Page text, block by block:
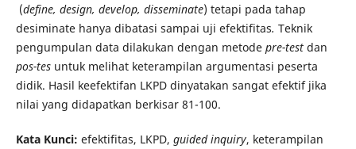
(define, design, develop, disseminate) tetapi pada tahap
desiminate hanya dibatasi sampai uji efektifitas. Teknik
pengumpulan data dilakukan dengan metode pre-testdan
pos-tesuntuk melihat keterampilan argumentasi peserta
didik. Hasil keefektifan LKPD dinyatakan sangat efektif jika
nilai yang didapatkan berkisar 81-100.
Kata Kunci: efektifitas, LKPD, guided inquiry, keterampilan